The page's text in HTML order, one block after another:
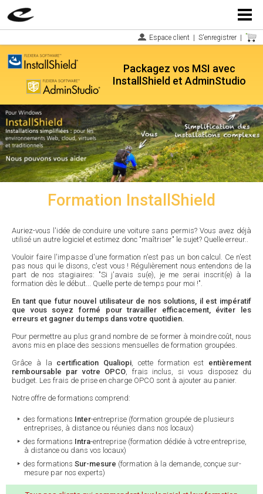
Menu
Espace client S'enregistrer
Packagez vos MSI avec
InstallShield et AdminStudio
Formation InstallShield
Auriez-vous l'idée de conduire une voiture sans permis? Vous avez déjà
utilisé un autre logiciel et estimez donc "maîtriser" le sujet? Quelle erreur..
Vouloir faire l'impasse d'une formation n'est pas un bon calcul. Ce n'est
pas nous qui le disons, c'est vous ! Régulièrement nous entendons de la
part de nos stagiaires: "Si j'avais su(e), je me serai inscrit(e) à la
formation dès le début... Quelle perte de temps pour moi !".
En tant que futur nouvel utilisateur de nos solutions, il est impératif
que vous soyez formé pour travailler efficacement, éviter les
erreurs et gagner du temps dans votre quotidien.
Pour permettre au plus grand nombre de se former à moindre coût, nous
avons mis en place des sessions mensuelles de formation groupées.
Grâce à la certification Qualiopi, cette formation est entièrement
remboursable par votre OPCO, frais inclus, si vous disposez du
budget. Les frais de prise en charge OPCO sont à ajouter au panier.
Notre offre de formations comprend:
des formations Inter-entreprise (formation groupée de plusieurs
entreprises, à distance ou réunies dans nos locaux)
des formations Intra-entreprise (formation dédiée à votre entreprise,
à distance ou dans vos locaux)
des formations Sur-mesure (formation à la demande, conçue sur-
mesure par nos experts)